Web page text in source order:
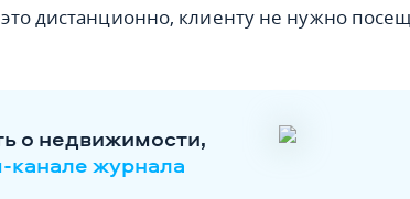
дистанционно, клиенту не нужно
о недвижимости,
канале журнала